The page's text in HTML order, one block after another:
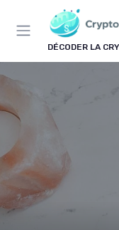
DÉCODER LA
Panneau de gestion